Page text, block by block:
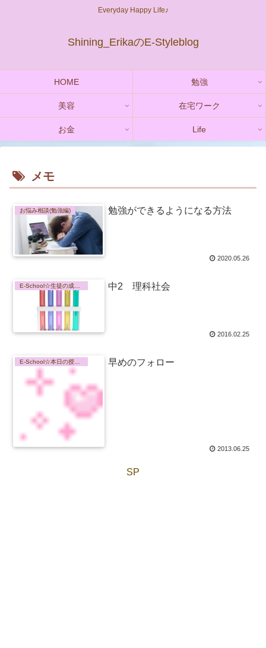
Everyday Happy Life♪
Shining_ErikaのE-Styleblog
HOME 勉強
美容 在宅ワーク
お金 Life
メモ
お悩み相談(勉強編) 勉強ができるようになる方法
2020.05.26
E-School☆生徒の成長記録 中2 理科社会
2016.02.25
E-School☆本日の授業内容 早めのフォロー
2013.06.25
SP